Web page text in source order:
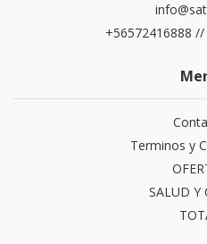
+56572416888
Terminos y
SALUD Y